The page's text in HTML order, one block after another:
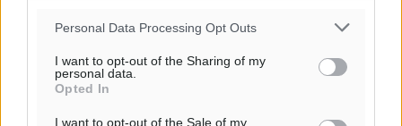
Personal Data Processing Opt Outs
I want to opt-out of the Sharing of my
personal data.
Opted In
I want to opt-out of the Sale of my
απειλεί τη ζήτηση για πακέτα διακοπών – Στο
επίκεντρο και η Ελλάδα